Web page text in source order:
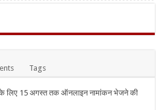
Tags
के लिए 15 अगस्त तक ऑनलाइन नामांकन भेजने की